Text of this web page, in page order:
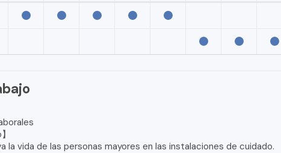
la vida de las personas mayores en las instalaciones de cuidado.